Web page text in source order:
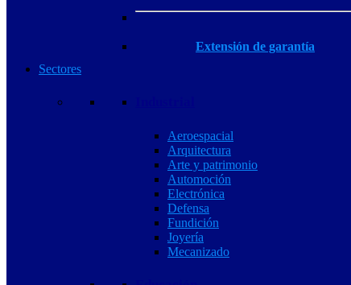
Extensión de garantía
Sectores
Aeroespacial
Arquitectura
Arte y patrimonio
Automoción
Electrónica
Defensa
Fundición
Joyería
Mecanizado